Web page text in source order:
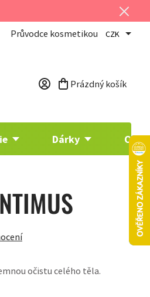
Průvodce kosmetikou CZK
Nákupní košík
Prázdný košík
Dárky
očistu celého těla.